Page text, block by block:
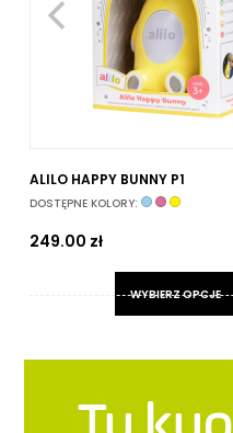
ALILO HAPPY BUNNY P1
DOSTĘPNE KOLORY:
249.00 zł
WYBIERZ OPCJE